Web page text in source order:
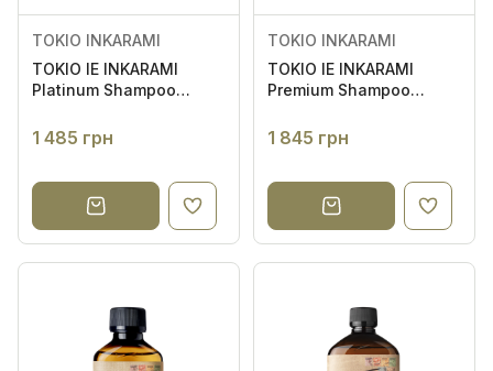
TOKIO INKARAMI
TOKIO IE INKARAMI
Platinum Shampoo
відновлення всіх типів
волосся
1 485 грн
TOKIO INKARAMI
TOKIO IE INKARAMI
Premium Shampoo
відновлення дуже
сухого та
1 845 грн